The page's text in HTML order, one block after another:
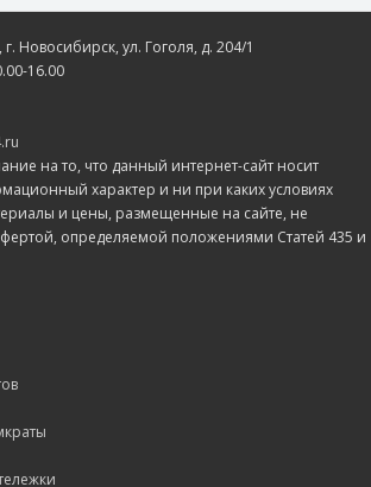
, г. Новосибирск, ул. Гоголя, д. 204/1
16.00
на то, что данный интернет-сайт носит
характер и ни при каких условиях
и цены, размещенные на сайте, не
определяемой положениями Статей 435 и